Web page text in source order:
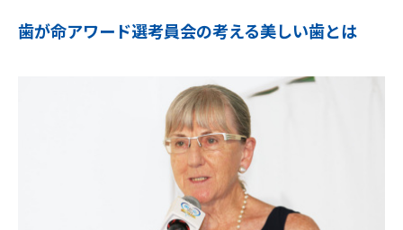
歯が命アワード選考員会の考える美しい歯とは